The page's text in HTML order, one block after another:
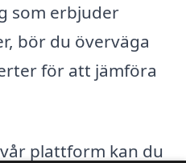
som erbjuder
bör du överväga
för att jämföra
plattform kan du